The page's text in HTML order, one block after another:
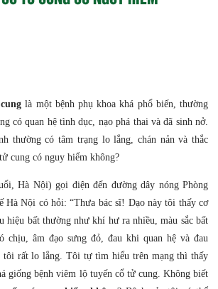
là một bệnh phụ khoa khá phổ biến, thường
có quan hệ tình dục, nạo phá thai và đã sinh nở.
thường có tâm trạng lo lắng, chán nản và thắc
cung có nguy hiểm không?
Hà Nội) gọi điện đến đường dây nóng Phòng
Hà Nội có hỏi: “Thưa bác sĩ! Dạo này tôi thấy cơ
hiệu bất thường như khí hư ra nhiều, màu sắc bất
chịu, âm đạo sưng đỏ, đau khi quan hệ và đau
tôi rất lo lắng. Tôi tự tìm hiểu trên mạng thì thấy
giống bệnh viêm lộ tuyến cổ tử cung. Không biết